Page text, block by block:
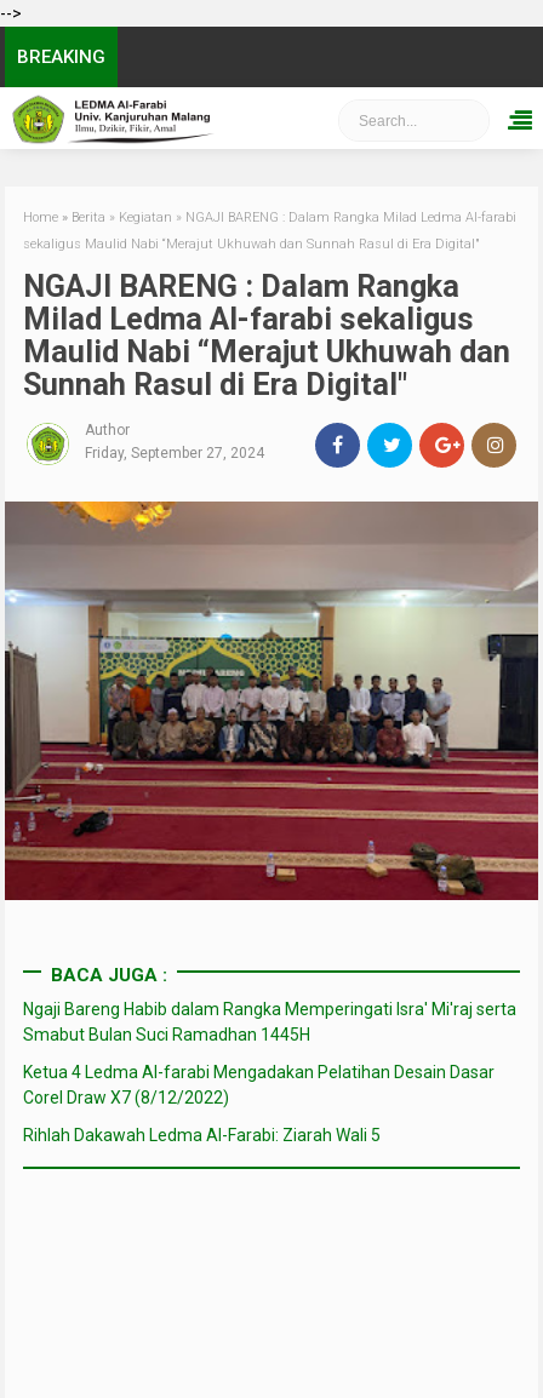
-->
BREAKING
Home » Berita » Kegiatan » NGAJI BARENG : Dalam Rangka Milad Ledma Al-farabi
sekaligus Maulid Nabi “Merajut Ukhuwah dan Sunnah Rasul di Era Digital"
NGAJI BARENG : Dalam Rangka
Milad Ledma Al-farabi sekaligus
Maulid Nabi “Merajut Ukhuwah dan
Sunnah Rasul di Era Digital"
Author
Friday, September 27, 2024
BACA JUGA :
Ngaji Bareng Habib dalam Rangka Memperingati Isra' Mi'raj serta
Smabut Bulan Suci Ramadhan 1445H
Ketua 4 Ledma Al-farabi Mengadakan Pelatihan Desain Dasar
Corel Draw X7 (8/12/2022)
Rihlah Dakawah Ledma Al-Farabi: Ziarah Wali 5